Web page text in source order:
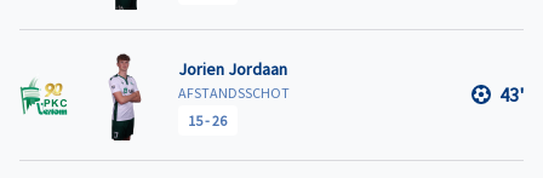
Jorien Jordaan
AFSTANDSSCHOT
15-26
43'